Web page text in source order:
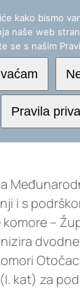
1 488 2555 |
je
i s
–
kat) za
kako bismo
naše web
se s našim
Pravila